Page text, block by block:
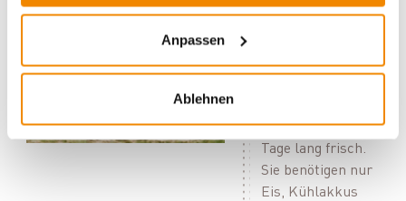
Anpassen
Ablehnen
50 Litern ist in den
und Sand
Inhalt bis zu 12
Tage lang frisch.
Sie benötigen nur
Eis, Kühlakkus